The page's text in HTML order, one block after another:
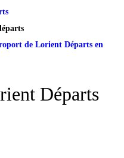
de Lorient Départs en
Départs